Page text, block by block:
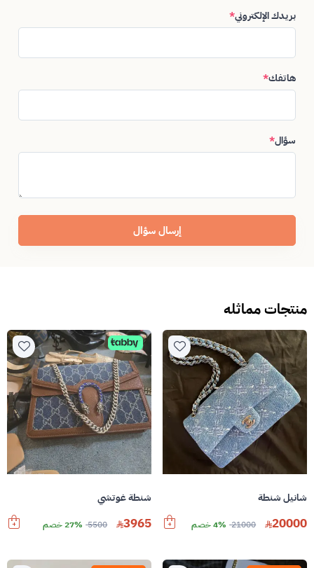
بريدك الإلكتروني*
هاتفك*
سؤال*
إرسال سؤال
منتجات مماثله
شانيل شنطة
20000
21000 4% خصم
شنطة غوتشي
3965
5500 27% خصم